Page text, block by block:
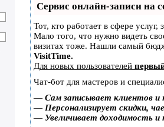
Сервис онлайн-записи на
Тот, кто работает в сфере
Мало того, что нужно видеть
визитах тоже. Нашли самый
VisitTime.
Для новых пользователей
Чат-бот для мастеров и
— Сам записывает клиентов и
— Персонализирует скидки,
— Увеличивает доходимость